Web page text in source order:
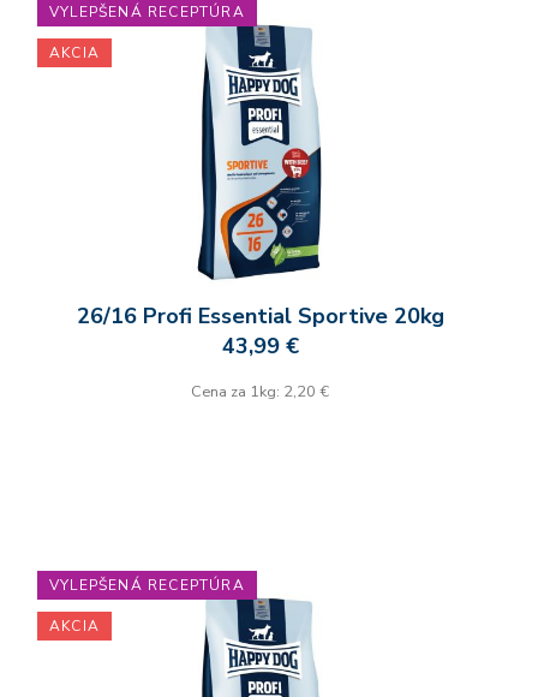
26/16 Profi Essential Sportive 20kg
43,99 €
Cena za 1kg: 2,20 €
VYLEPŠENÁ RECEPTÚRA
AKCIA
VYLEPŠENÁ RECEPTÚRA
AKCIA